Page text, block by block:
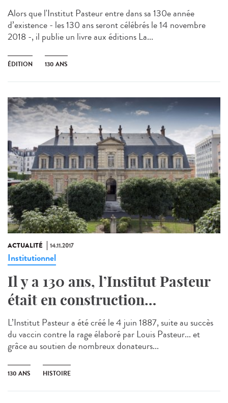
Alors que l'Institut Pasteur entre dans sa 130e année
d’existence - les 130 ans seront célébrés le 14 novembre
2018 -, il publie un livre aux éditions La...
ÉDITION 130 ANS
ACTUALITÉ 14.11.2017
Institutionnel
Il y a 130 ans, l’Institut Pasteur
était en construction…
L’Institut Pasteur a été créé le 4 juin 1887, suite au succès
du vaccin contre la rage élaboré par Louis Pasteur... et
grâce au soutien de nombreux donateurs...
130 ANS HISTOIRE